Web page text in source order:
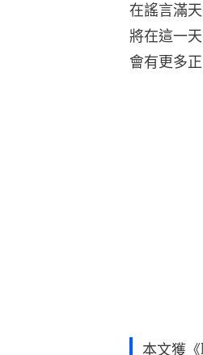
在謠言滿
將在這一
會有更多
本文獲